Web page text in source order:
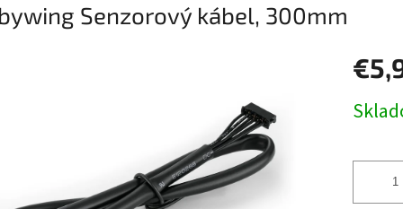
Senzorový kábel, 300mm
cena: